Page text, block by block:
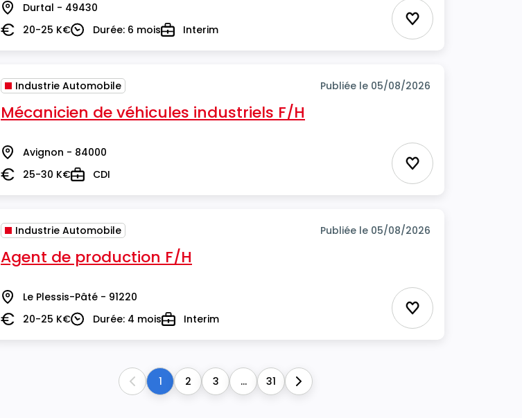
Lieu Durtal - 49430
Salaire20-25 K€DuréeDurée: 6 moisTypeInterim Ajouter aux
Industrie Automobile Publiée le 05/08/2026
Mécanicien de véhicules industriels F/H
Lieu Avignon - 84000
Salaire25-30 K€TypeCDI Ajouter aux
Industrie Automobile Publiée le 05/08/2026
Agent de production F/H
Lieu Le Plessis-Pâté - 91220
Salaire20-25 K€DuréeDurée: 4 moisTypeInterim Ajouter aux
Previous
1 2 3 ... 31 Next